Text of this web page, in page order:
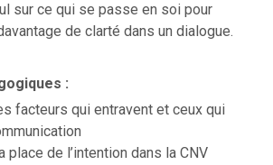
sur ce qui se passe en soi pour
de clarté dans un dialogue.
:
facteurs qui entravent et ceux qui
place de l’intention dans la CNV